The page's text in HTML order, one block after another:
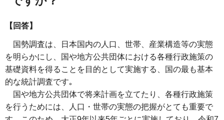
【回答】
国勢調査は、日本国内の人口、世帯、産業構造等の実態
を明らかにし、国や地方公共団体における各種行政施策の
基礎資料を得ることを目的として実施する、国の最も基本
的な統計調査です｡
国や地方公共団体で将来計画を立てたり、各種行政施策
を行うためには、人口・世帯の実態の把握がとても重要で